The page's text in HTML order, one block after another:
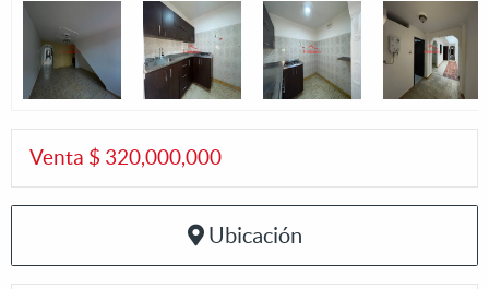
Venta $ 320,000,000
Ubicación